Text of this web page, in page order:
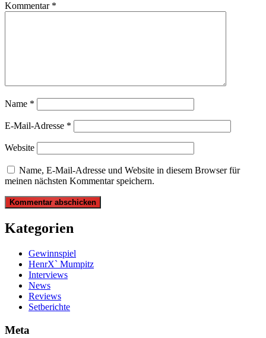
Kommentar *
Name *
E-Mail-Adresse *
Website
Name, E-Mail-Adresse und Website in diesem Browser für
meinen nächsten Kommentar speichern.
Kategorien
Gewinnspiel
HenrX` Mumpitz
Interviews
News
Reviews
Setberichte
Meta